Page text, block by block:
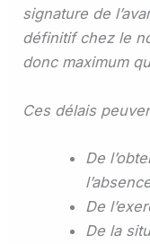
signature de
définitif chez le
donc maximum
Ces délais
De
De
De la